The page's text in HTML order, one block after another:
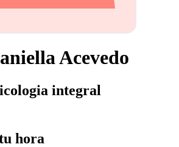
Acevedo
integral
hora